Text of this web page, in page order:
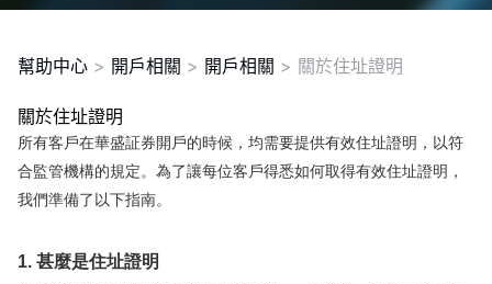
要聞
快訊
美股
港股
新股
幫助中心 > 開戶相關 > 開戶相關 > 關於住址證明
關於住址證明
所有客戶在華盛証券開戶的時候，均需要提供有效住址證明，以符
合監管機構的規定。為了讓每位客戶得悉如何取得有效住址證明，
我們準備了以下指南。
1. 甚麼是住址證明